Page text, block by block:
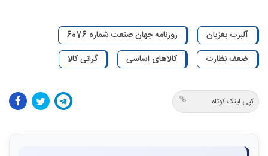
آلبرت بغزیان
روزنامه جهان صنعت شماره 6076
ضعف نظارت
کالاهای اساسی گرانی کالا
کپی لینک کوتاه